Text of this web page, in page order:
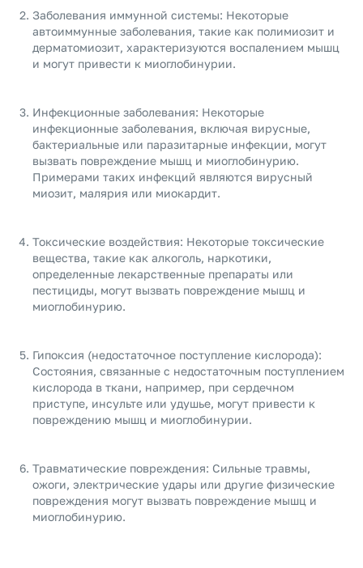
Заболевания иммунной системы: Некоторые
автоиммунные заболевания, такие как полимиозит и
дерматомиозит, характеризуются воспалением мышц
и могут привести к миоглобинурии.
Инфекционные заболевания: Некоторые
инфекционные заболевания, включая вирусные,
бактериальные или паразитарные инфекции, могут
вызвать повреждение мышц и миоглобинурию.
Примерами таких инфекций являются вирусный
миозит, малярия или миокардит.
Токсические воздействия: Некоторые токсические
вещества, такие как алкоголь, наркотики,
определенные лекарственные препараты или
пестициды, могут вызвать повреждение мышц и
миоглобинурию.
Гипоксия (недостаточное поступление кислорода):
Состояния, связанные с недостаточным поступлением
кислорода в ткани, например, при сердечном
приступе, инсульте или удушье, могут привести к
повреждению мышц и миоглобинурии.
Травматические повреждения: Сильные травмы,
ожоги, электрические удары или другие физические
повреждения могут вызвать повреждение мышц и
миоглобинурию.